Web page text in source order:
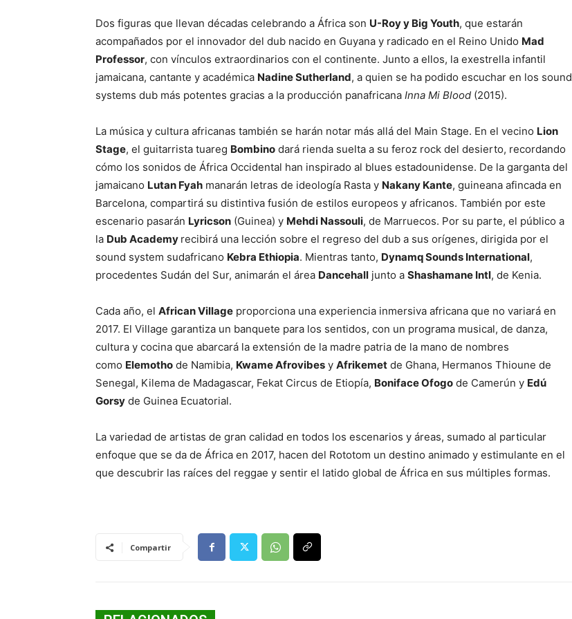
Dos figuras que llevan décadas celebrando a África son U-Roy y Big Youth, que estarán
acompañados por el innovador del dub nacido en Guyana y radicado en el Reino Unido Mad
Professor, con vínculos extraordinarios con el continente. Junto a ellos, la exestrella infantil
jamaicana, cantante y académica Nadine Sutherland, a quien se ha podido escuchar en los sound
systems dub más potentes gracias a la producción panafricana Inna Mi Blood (2015).
La música y cultura africanas también se harán notar más allá del Main Stage. En el vecino Lion
Stage, el guitarrista tuareg Bombino dará rienda suelta a su feroz rock del desierto, recordando
cómo los sonidos de África Occidental han inspirado al blues estadounidense. De la garganta del
jamaicano Lutan Fyah manarán letras de ideología Rasta y Nakany Kante, guineana afincada en
Barcelona, compartirá su distintiva fusión de estilos europeos y africanos. También por este
escenario pasarán Lyricson (Guinea) y Mehdi Nassouli, de Marruecos. Por su parte, el público a
la Dub Academy recibirá una lección sobre el regreso del dub a sus orígenes, dirigida por el
sound system sudafricano Kebra Ethiopia. Mientras tanto, Dynamq Sounds International,
procedentes Sudán del Sur, animarán el área Dancehall junto a Shashamane Intl, de Kenia.
Cada año, el African Village proporciona una experiencia inmersiva africana que no variará en
2017. El Village garantiza un banquete para los sentidos, con un programa musical, de danza,
cultura y cocina que abarcará la extensión de la madre patria de la mano de nombres
como Elemotho de Namibia, Kwame Afrovibes y Afrikemet de Ghana, Hermanos Thioune de
Senegal, Kilema de Madagascar, Fekat Circus de Etiopía, Boniface Ofogo de Camerún y Edú
Gorsy de Guinea Ecuatorial.
La variedad de artistas de gran calidad en todos los escenarios y áreas, sumado al particular
enfoque que se da de África en 2017, hacen del Rototom un destino animado y estimulante en el
que descubrir las raíces del reggae y sentir el latido global de África en sus múltiples formas.
Compartir